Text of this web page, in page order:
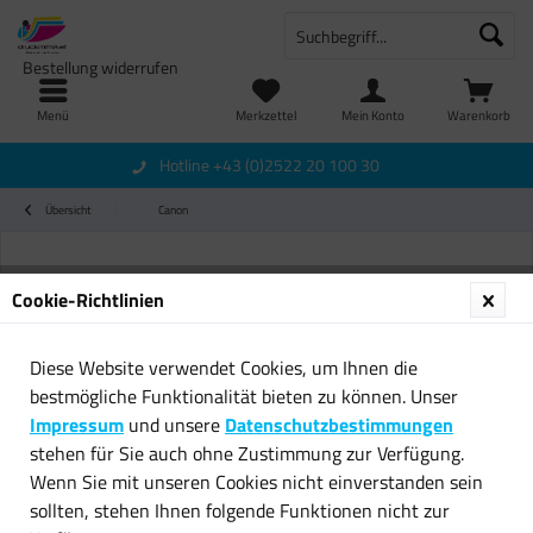
Menü Warenkorb
Merkzettel
Bestellung widerrufen
Mein Konto
Hotline +43 (0)2522 20 100 30
Übersicht Canon
Cookie-Richtlinien
Diese Website verwendet Cookies, um Ihnen die
bestmögliche Funktionalität bieten zu können. Unser
Impressum und unsere Datenschutzbestimmungen
stehen für Sie auch ohne Zustimmung zur Verfügung.
Wenn Sie mit unseren Cookies nicht einverstanden sein
sollten, stehen Ihnen folgende Funktionen nicht zur